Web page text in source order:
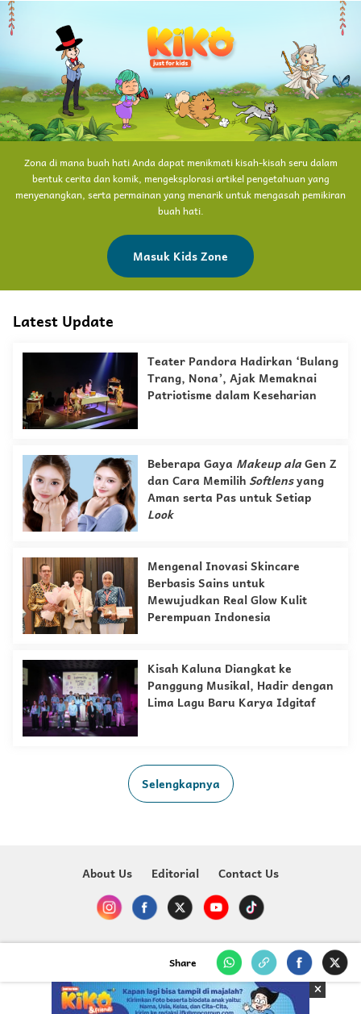
Zona di mana buah hati Anda dapat menikmati kisah-kisah seru dalam
bentuk cerita dan komik, mengeksplorasi artikel pengetahuan yang
menyenangkan, serta permainan yang menarik untuk mengasah pemikiran
buah hati.
Masuk Kids Zone
Latest Update
Teater Pandora Hadirkan ‘Bulang
Trang, Nona’, Ajak Memaknai
Patriotisme dalam Keseharian
Beberapa Gaya Makeup alaGen Z
dan Cara Memilih Softlensyang
Aman serta Pas untuk Setiap
Look
Mengenal Inovasi Skincare
Berbasis Sains untuk
Mewujudkan Real Glow Kulit
Perempuan Indonesia
Kisah Kaluna Diangkat ke
Panggung Musikal, Hadir dengan
Lima Lagu Baru Karya Idgitaf
Selengkapnya
Share
About Us Editorial Contact Us
Copyright @ 2023-2026 Just For Kids - MNC Media